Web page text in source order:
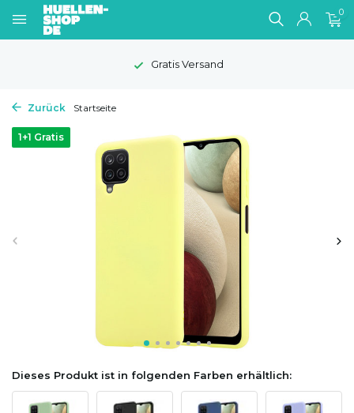
0
Gratis Versand
Zurück Startseite
1+1 Gratis
Dieses Produkt ist in folgenden Farben erhältlich: